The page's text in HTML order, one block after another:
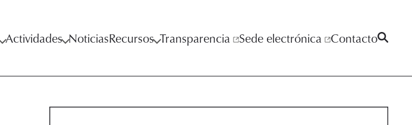
Actividades NoticiasRecursos Transparencia Sede electrónica Contacto